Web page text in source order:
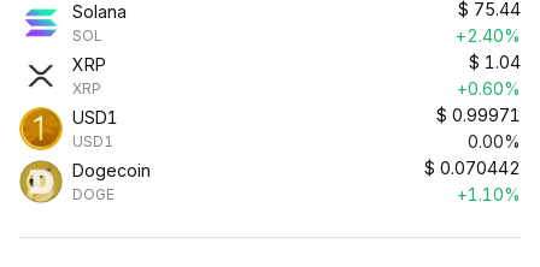
Solana
SOL
$ 75.44
+2.40%
XRP
XRP
$ 1.04
+0.60%
USD1
USD1
$ 0.99971
0.00%
Dogecoin
DOGE
$ 0.070442
+1.10%